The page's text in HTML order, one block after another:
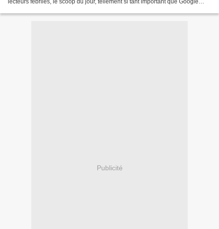
lecteurs fébriles, le scoop du jour, tellement si tant important que Google
Publicité